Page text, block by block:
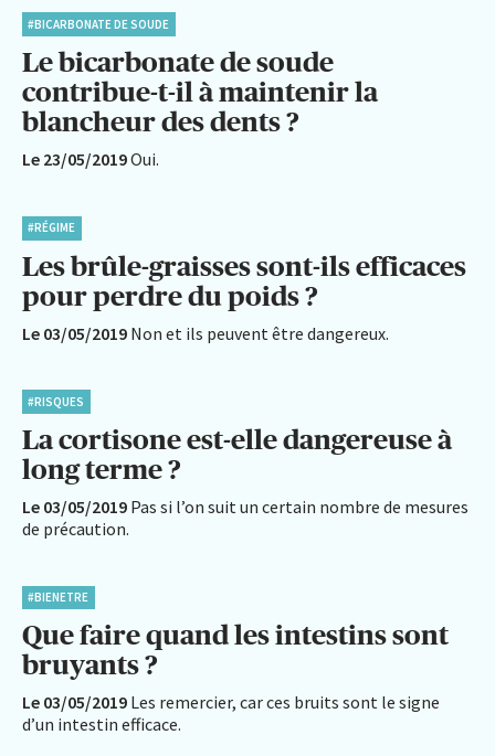
#BICARBONATE DE SOUDE
Le bicarbonate de soude
contribue-t-il à maintenir la
blancheur des dents ?
Le 23/05/2019Oui.
#RÉGIME
Les brûle-graisses sont-ils efficaces
pour perdre du poids ?
Le 03/05/2019 Non et ils peuvent être dangereux.
#RISQUES
La cortisone est-elle dangereuse à
long terme ?
Le 03/05/2019 Pas si l’on suit un certain nombre de mesures
de précaution.
#BIENETRE
Que faire quand les intestins sont
bruyants ?
Le 03/05/2019 Les remercier, car ces bruits sont le signe
d’un intestin efficace.